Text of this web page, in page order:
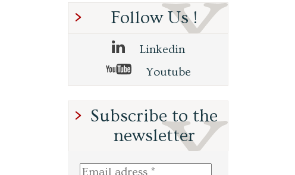
Follow Us !
Linkedin
Youtube
Subscribe to the
newsletter